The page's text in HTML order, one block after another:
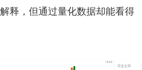
释，但通过量化数据却能看得